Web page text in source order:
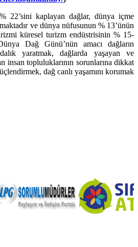
22’sini kaplayan dağlar, dünya içme
ve dünya nüfusunun % 13’ünün
küresel turizm endüstrisinin % 15-
Dağ Günü’nün amacı dağların
yaratmak, dağlarda yaşayan ve
insan topluluklarının sorunlarına dikkat
dağ canlı yaşamını korumak